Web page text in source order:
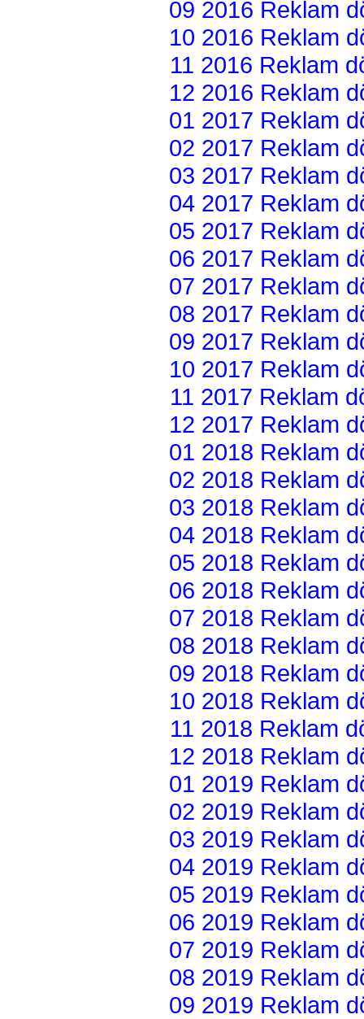
09 2016 Reklam
10 2016 Reklam
11 2016 Reklam
12 2016 Reklam
01 2017 Reklam
02 2017 Reklam
03 2017 Reklam
04 2017 Reklam
05 2017 Reklam
06 2017 Reklam
07 2017 Reklam
08 2017 Reklam
09 2017 Reklam
10 2017 Reklam
11 2017 Reklam
12 2017 Reklam
01 2018 Reklam
02 2018 Reklam
03 2018 Reklam
04 2018 Reklam
05 2018 Reklam
06 2018 Reklam
07 2018 Reklam
08 2018 Reklam
09 2018 Reklam
10 2018 Reklam
11 2018 Reklam
12 2018 Reklam
01 2019 Reklam
02 2019 Reklam
03 2019 Reklam
04 2019 Reklam
05 2019 Reklam
06 2019 Reklam
07 2019 Reklam
08 2019 Reklam
09 2019 Reklam